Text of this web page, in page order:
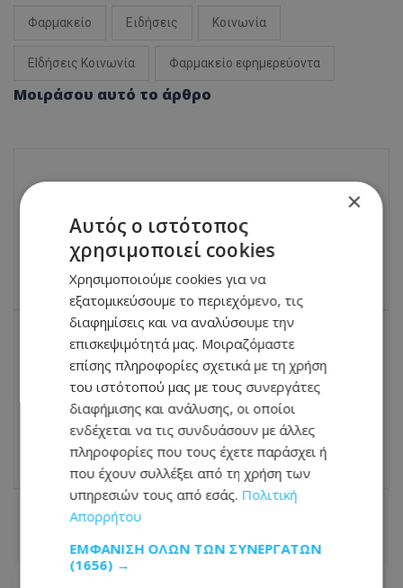
Φαρμακείο Ειδήσεις Κοινωνία
ΕΙδήσεις Κοινωνία Φαρμακείο εφημερεύοντα
Μοιράσου αυτό το άρθρο
Άννα Βίσση: Με τη Δήμητρα Κούστα σε
πάρτι στην Ίμπιζα – Φωτογραφίες
07.07.2026 - 11:50
ΕΠΌΜΕΝΟ ΆΡΘΡΟ
Υπ. Ενέργειας: «Αν δεν έρθει φυσικό
αέριο θα έχουμε σοβαρό πρόβλημα
επάρκειας ηλεκτρισμού το 2030»
07.07.2026 - 11:50
ΣΧΕΤΙΚΑ ΑΡΘΡΑ
×
Αυτός ο ιστότοπος
χρησιμοποιεί cookies
Χρησιμοποιούμε cookies για να
εξατομικεύσουμε το περιεχόμενο, τις
διαφημίσεις και να αναλύσουμε την
επισκεψιμότητά μας. Μοιραζόμαστε
επίσης πληροφορίες σχετικά με τη χρήση
του ιστότοπού μας με τους συνεργάτες
διαφήμισης και ανάλυσης, οι οποίοι
ενδέχεται να τις συνδυάσουν με άλλες
πληροφορίες που τους έχετε παράσχει ή
που έχουν συλλέξει από τη χρήση των
υπηρεσιών τους από εσάς. Πολιτική
Απορρήτου
ΕΜΦΆΝΙΣΗ ΌΛΩΝ ΤΩΝ ΣΥΝΕΡΓΑΤΏΝ
(1656) →